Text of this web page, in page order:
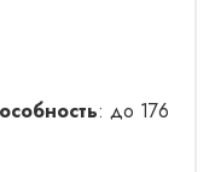
: до 176